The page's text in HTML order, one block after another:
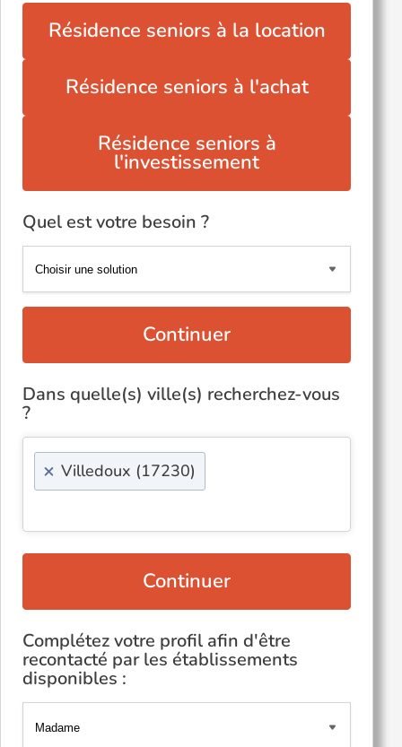
Résidence seniors à la location
Résidence seniors à l'achat
Résidence seniors à
l'investissement
Quel est votre besoin ?
Continuer
Dans quelle(s) ville(s) recherchez-vous
?
× Villedoux (17230)
Continuer
Complétez votre profil afin d'être
recontacté par les établissements
disponibles :